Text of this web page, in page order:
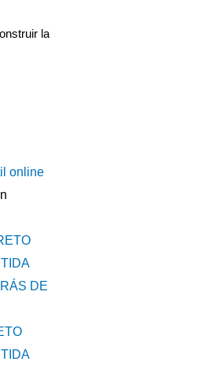
la
online
DE